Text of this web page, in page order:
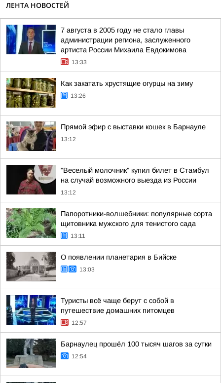
ЛЕНТА НОВОСТЕЙ
7 августа в 2005 году не стало главы
администрации региона, заслуженного
артиста России Михаила Евдокимова
13:33
Как закатать хрустящие огурцы на зиму
13:26
Прямой эфир с выставки кошек в Барнауле
13:12
"Веселый молочник" купил билет в Стамбул
на случай возможного выезда из России
13:12
Папоротники-волшебники: популярные сорта
щитовника мужского для тенистого сада
13:11
О появлении планетария в Бийске
13:03
Туристы всё чаще берут с собой в
путешествие домашних питомцев
12:57
Барнаулец прошёл 100 тысяч шагов за сутки
12:54